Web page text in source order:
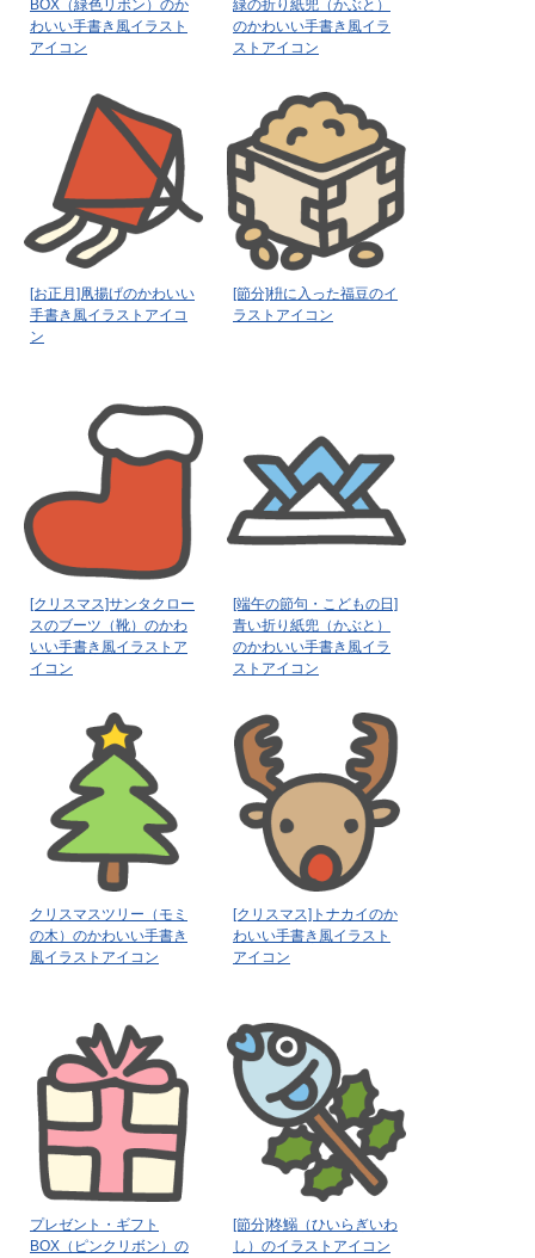
BOX（緑色リボン）のか
わいい手書き風イラスト
アイコン
緑の折り紙兜（かぶと）
のかわいい手書き風イラ
ストアイコン
[お正月]凧揚げのかわいい
手書き風イラストアイコ
ン
[節分]枡に入った福豆のイ
ラストアイコン
[クリスマス]サンタクロー
スのブーツ（靴）のかわ
いい手書き風イラストア
イコン
[端午の節句・こどもの日]
青い折り紙兜（かぶと）
のかわいい手書き風イラ
ストアイコン
クリスマスツリー（モミ
の木）のかわいい手書き
風イラストアイコン
[クリスマス]トナカイのか
わいい手書き風イラスト
アイコン
プレゼント・ギフト
BOX（ピンクリボン）の
[節分]柊鰯（ひいらぎいわ
し）のイラストアイコン